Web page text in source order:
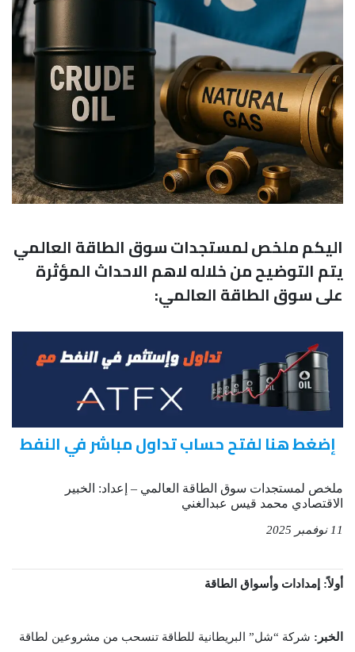
اليكم ملخص لمستجدات سوق الطاقة العالمي
يتم التوضيح من خلاله لاهم الاحداث المؤثرة
على سوق الطاقة العالمي:
إضغط هنا لفتح حساب تداول مباشر في النفط
ملخص لمستجدات سوق الطاقة العالمي – إعداد: الخبير
الاقتصادي محمد قيس عبدالغني
11 نوفمبر 2025
أولاً: إمدادات وأسواق الطاقة
الخبر: شركة “شل” البريطانية للطاقة تنسحب من مشروعين لطاقة